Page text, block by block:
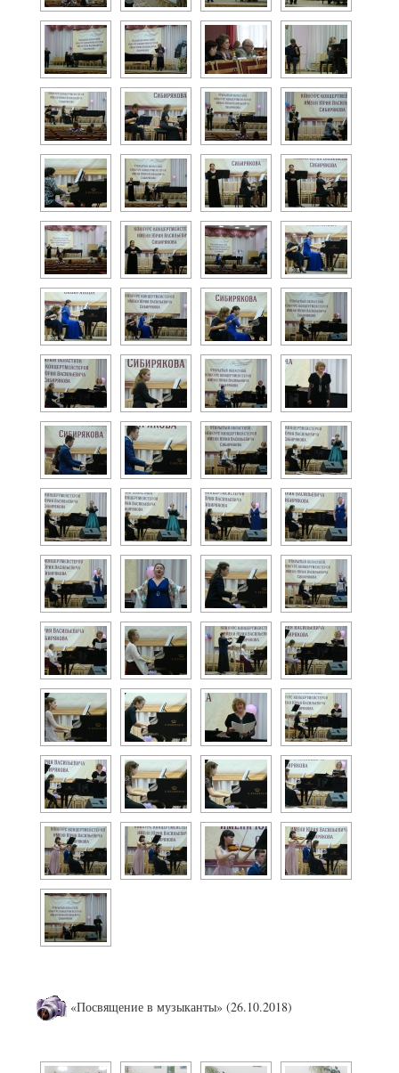
«Посвящение в музыканты» (26.10.2018)